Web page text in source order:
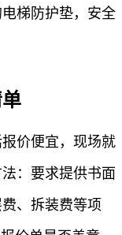
梯防护垫，安全
价便宜，现场就
：要求提供书面
、拆装费等项